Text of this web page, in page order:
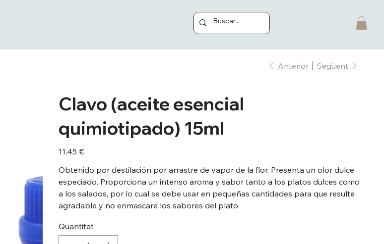
Anterior Següent
Clavo (aceite esencial
quimiotipado) 15ml
Preu
11,45 €
Obtenido por destilación por arrastre de vapor de la flor. Presenta un olor dulce
especiado. Proporciona un intenso aroma y sabor tanto a los platos dulces como
a los salados, por lo cual se debe usar en pequeñas cantidades para que resulte
agradable y no enmascare los sabores del plato.
Quantitat